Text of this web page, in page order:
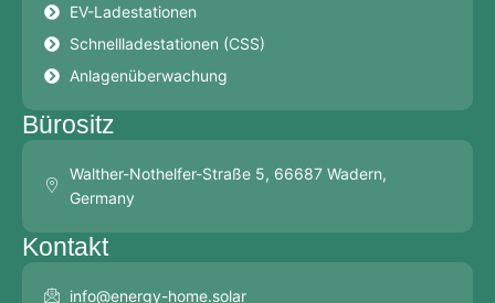
EV-Ladestationen
Schnellladestationen (CSS)
Anlagenüberwachung
Bürositz
Walther-Nothelfer-Straße 5, 66687 Wadern,
Germany
Kontakt
info@energy-home.solar